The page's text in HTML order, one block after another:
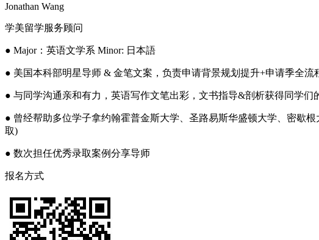
Jonathan Wang
学美留学服务顾问
● Major：英语文学系 Minor: 日本語
● 美国本科部明星导师 & 金笔文案，负责申请背景规划提升+申请季全流
● 与同学沟通亲和有力，英语写作文笔出彩，文书指导&剖析获得同学
● 曾经帮助多位学子拿约翰霍普金斯大学、圣路易斯华盛顿大学、密歇
取)
● 数次担任优秀录取案例分享导师
报名方式